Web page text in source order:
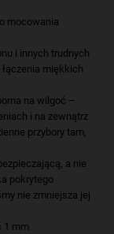
mocowania
i innych trudnych
miękkich
na wilgoć –
i na zewnątrz
przybory tam,
a nie
pokrytego
nie zmniejsza jej
1 mm